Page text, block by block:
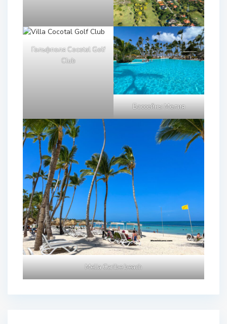
Гольфполя Cocotal Golf
Club
Бассейны Мелия
Melia Caribe beach